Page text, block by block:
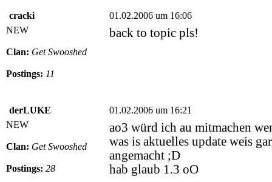
cracki
01.02.2006 um 16:06
NEW
Clan: Get Swooshed
Postings: 11
back to topic pls!
derLUKE
01.02.2006 um 16:21
NEW
Clan: Get Swooshed
Postings: 28
ao3 würd ich au mitmachen
was is aktuelles update weis
angemacht ;D
hab glaub 1.3 oO